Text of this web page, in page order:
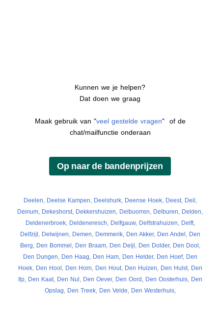
Kunnen we je helpen?
Dat doen we graag
Maak gebruik van "veel gestelde vragen" of de
chat/mailfunctie onderaan
Deelen Deelse Kampen Deelshurk, Deense Hoek, Deest, Deil
Deinum Dekeshorst Dekkershuizen Delbuorren Delburen Delden
Deldenerbroek, Deldeneresch Delfgauw, Delfstrahuizen Delft,
Delfzijl
Delwijnen Demen Demmerik, Den Akker, Den Andel
Den
Berg
Den Bommel Den Braam, Den Deijl Den Dolder, Den Dool
Den Dungen
Den Haag Den Ham, Den Helder, Den Hoef, Den
Hoek, Den Hool Den Horn Den Hout, Den Huizen Den Hulst, Den
Ilp, Den Kaat, Den Nul Den Oever, Den Oord Den Oosterhuis, Den
Opslag
Den Treek, Den Velde Den Westerhuis,